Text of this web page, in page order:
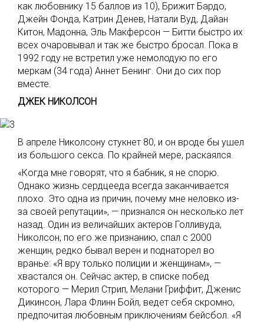
как любовнику 15 баллов из 10), Брижит Бардо,
Джейн Фонда, Катрин Денев, Натали Вуд, Дайан
Китон, Мадонна, Эль Макферсон — Битти быстро их
всех очаровывал и так же быстро бросал. Пока в
1992 году не встретил уже немолодую по его
меркам (34 года) Аннет Бенинг. Они до сих пор
вместе.
ДЖЕК НИКОЛСОН
В апреле Николсону стукнет 80, и он вроде бы ушел
из большого секса. По крайней мере, раскаялся.
«Когда мне говорят, что я бабник, я не спорю.
Однако жизнь сердцееда всегда заканчивается
плохо. Это одна из причин, почему мне неловко из-
за своей репутации», — признался он несколько лет
назад. Один из величайших актеров Голливуда,
Николсон, по его же признанию, спал с 2000
женщин, редко бывал верен и поднаторел во
вранье: «Я вру только полиции и женщинам», —
хвастался он. Сейчас актер, в списке побед
которого — Мерил Стрип, Мелани Гриффит, Дженис
Дикинсон, Лара Флинн Бойл, ведет себя скромно,
предпочитая любовным приключениям бейсбол. «Я